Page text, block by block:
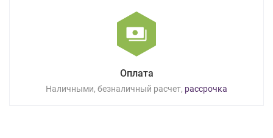
Оплата
Наличными, безналичный расчет, рассрочка